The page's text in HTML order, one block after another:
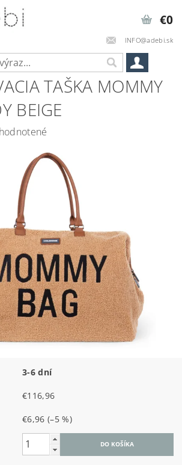
INFO@adebi.sk
€0
TAŠKA MOMMY
BEIGE
3-6 dní
€116,96
€6,96(–5 %)